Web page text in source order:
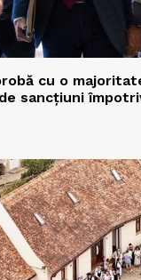
cu o
sancțiuni